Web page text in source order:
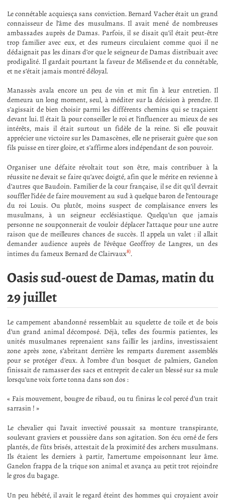
Le connétable acquiesça sans conviction. Bernard Vacher était un grand
connaisseur de l’âme des musulmans. Il avait mené de nombreuses
ambassades auprès de Damas. Parfois, il se disait qu’il était peut-être
trop familier avec eux, et des rumeurs circulaient comme quoi il ne
dédaignait pas les dinars d’or que le seigneur de Damas distribuait avec
prodigalité. Il gardait pourtant la faveur de Mélisende et du connétable,
et ne s’était jamais montré déloyal.
Manassès avala encore un peu de vin et mit fin à leur entretien. Il
demeura un long moment, seul, à méditer sur la décision à prendre. Il
s’agissait de bien choisir parmi les différents chemins qui se traçaient
devant lui. Il était là pour conseiller le roi et l’influencer au mieux de ses
intérêts, mais il était surtout un fidèle de la reine. Si elle pouvait
apprécier une victoire sur les Damascènes, elle ne priserait guère que son
fils puisse en tirer gloire, et s’affirme alors indépendant de son pouvoir.
Organiser une défaite révoltait tout son être, mais contribuer à la
réussite ne devait se faire qu’avec doigté, afin que le mérite en revienne à
d’autres que Baudoin. Familier de la cour française, il se dit qu’il devrait
souffler l’idée de faire mouvement au sud à quelque baron de l’entourage
du roi Louis. Ou plutôt, moins suspect de complaisance envers les
musulmans, à un seigneur ecclésiastique. Quelqu’un que jamais
personne ne soupçonnerait de vouloir déplacer l’attaque pour une autre
raison que de meilleures chances de succès. Il appela un valet : il allait
demander audience auprès de l’évêque Geoffroy de Langres, un des
intimes du fameux Bernard de Clairvaux8).
Oasis sud-ouest de Damas, matin du
29 juillet
Le campement abandonné ressemblait au squelette de toile et de bois
d’un grand animal décomposé. Déjà, telles des fourmis patientes, les
unités musulmanes reprenaient sans faillir les jardins, investissaient
zone après zone, s’abritant derrière les remparts durement assemblés
pour se protéger d’eux. À l’ombre d’un bosquet de palmiers, Ganelon
finissait de ramasser des sacs et entreprit de caler un blessé sur sa mule
lorsqu’une voix forte tonna dans son dos :
« Fais mouvement, bougre de ribaud, ou tu finiras le col percé d’un trait
sarrasin ! »
Le chevalier qui l’avait invectivé poussait sa monture transpirante,
soulevant graviers et poussière dans son agitation. Son écu orné de fers
plantés, de fûts brisés, attestait de la proximité des archers musulmans.
Ils étaient les derniers à partir, l’amertume empoisonnant leur âme.
Ganelon frappa de la trique son animal et avança au petit trot rejoindre
le gros du bagage.
Un peu hébété, il avait le regard éteint des hommes qui croyaient avoir